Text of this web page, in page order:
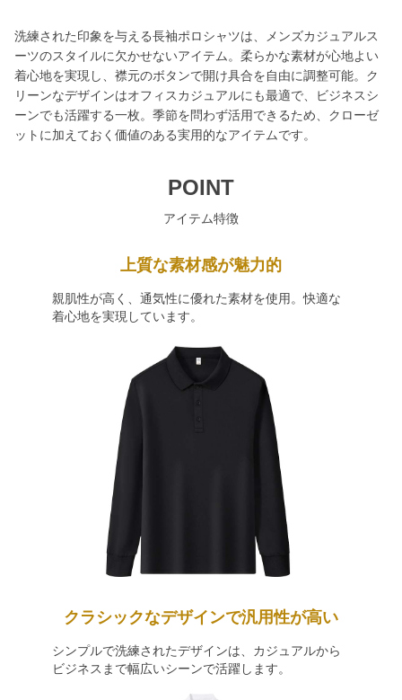
洗練された印象を与える長袖ポロシャツは、メンズカジュアルス
ーツのスタイルに欠かせないアイテム。柔らかな素材が心地よい
着心地を実現し、襟元のボタンで開け具合を自由に調整可能。ク
リーンなデザインはオフィスカジュアルにも最適で、ビジネスシ
ーンでも活躍する一枚。季節を問わず活用できるため、クローゼ
ットに加えておく価値のある実用的なアイテムです。
POINT
アイテム特徴
上質な素材感が魅力的
親肌性が高く、通気性に優れた素材を使用。快適な
着心地を実現しています。
クラシックなデザインで汎用性が高い
シンプルで洗練されたデザインは、カジュアルから
ビジネスまで幅広いシーンで活躍します。